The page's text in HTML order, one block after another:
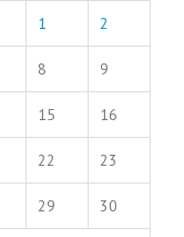
1 2
8 9
15 16
22 23
29 30